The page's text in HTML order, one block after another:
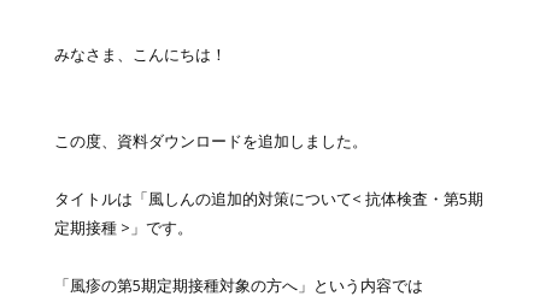
みなさま、こんにちは！
この度、資料ダウンロードを追加しました。
タイトルは「風しんの追加的対策について< 抗体検査・第5期
定期接種 >」です。
「風疹の第5期定期接種対象の方へ」という内容では